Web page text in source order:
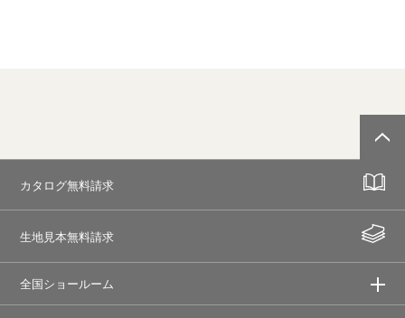
カタログ無料請求
生地見本無料請求
全国ショールーム